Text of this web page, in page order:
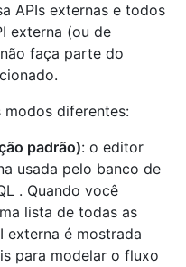
APIs externas e todos
externa (ou de
faça parte do
diferentes:
padrão): o editor
usada pelo banco de
. Quando você
lista de todas as
externa é mostrada
para modelar o fluxo